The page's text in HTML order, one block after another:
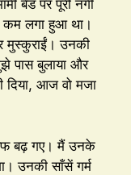
बेड पर पूरी नंगी
कम लगा हुआ था।
मुस्कुराईं। उनकी
पास बुलाया और
दिया, आज वो मजा
बढ़ गए। मैं उनके
उनकी साँसें गर्म